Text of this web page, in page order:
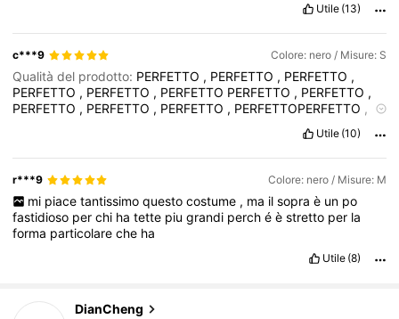
Utile (13)
c***9 Colore: nero / Misure: S
Qualità del prodotto: PERFETTO , PERFETTO , PERFETTO ,
PERFETTO , PERFETTO , PERFETTO PERFETTO , PERFETTO ,
PERFETTO , PERFETTO , PERFETTO , PERFETTOPERFETTO ,
,PERFETTO,
PERFETTOPERFETTO,PERFETTO,PERFETTO,PERFETTO,
PERFETTO
PERFETTO PERFETTO PERFETTO
PERFETTO,PERFETTO PERFETTOPERFETTO,PERFETTO,
PERFETTO ,PERFETTO,PERFETTO,PERFETTOPERFETTO
PERFETTO,PERFETTO,PERFETTO ,PERFETTO,PERFETTO
Fedele alle immagini del prodotto:
PERFETTO
PERFETTO , PERFETTO
Utile (10)
r***9 Colore: nero / Misure: M
mi piace tantissimo questo costume , ma il sopra è un po
fastidioso perchi hatette piugrandi perchéèstretto per la
forma particolareche ha
Utile (8)
DianCheng